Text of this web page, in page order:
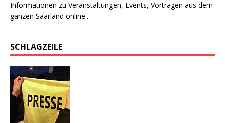
Informationen zu Veranstaltungen, Events, Vorträgen aus dem
ganzen Saarland online..
SCHLAGZEILE